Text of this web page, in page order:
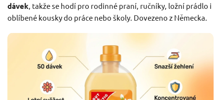
dávek , takže se hodí pro rodinné praní, ručníky, ložní prádlo i
oblíbené kousky do práce nebo školy. Dovezeno z Německa.